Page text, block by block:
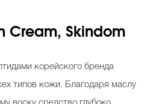
Cream, Skindom
корейского бренда
типов кожи. Благодаря маслу